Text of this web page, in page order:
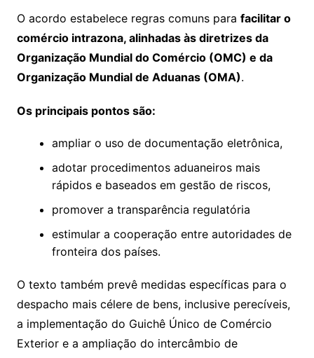
O acordo estabelece regras comuns para facilitar o
comércio intrazona, alinhadas às diretrizes da
Organização Mundial do Comércio (OMC) e da
Organização Mundial de Aduanas (OMA).
Os principais pontos são:
ampliar o uso de documentação eletrônica,
adotar procedimentos aduaneiros mais
rápidos e baseados em gestão de riscos,
promover a transparência regulatória
estimular a cooperação entre autoridades de
fronteira dos países.
O texto também prevê medidas específicas para o
despacho mais célere de bens, inclusive perecíveis,
a implementação do Guichê Único de Comércio
Exterior e a ampliação do intercâmbio de